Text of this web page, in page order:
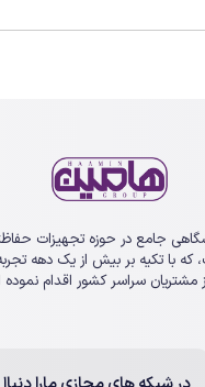
جامع در حوزه تجهیزات
که با تکیه بر بیش از یک ‏دهه
مشتریان سراسر کشور اقدام